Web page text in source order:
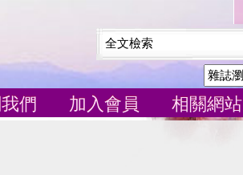
們 加入會員 相關網站